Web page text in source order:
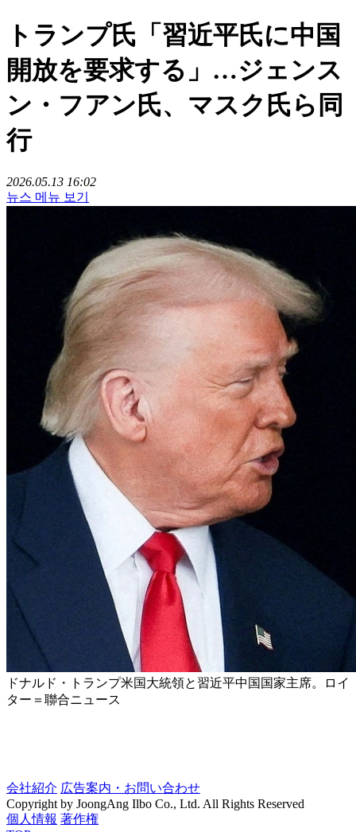
トランプ氏「習近平氏に中国
開放を要求する」…ジェンス
ン・フアン氏、マスク氏ら同
行
2026.05.13 16:02
뉴스 메뉴 보기
ドナルド・トランプ米国大統領と習近平中国国家主席。ロイ
ター＝聯合ニュース
会社紹介 広告案内・お問い合わせ
Copyright by JoongAng Ilbo Co., Ltd. All Rights Reserved
個人情報 著作権